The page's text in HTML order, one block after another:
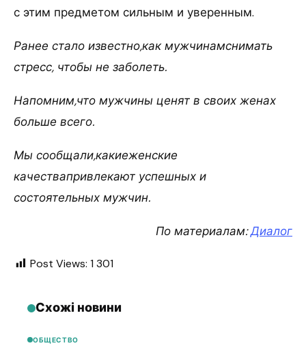
с этим предметом сильным и уверенным.
Ранее стало известно,как мужчинамснимать
стресс, чтобы не заболеть.
Напомним,что мужчины ценят в своих женах
больше всего.
Мы сообщали,какиеженские
качествапривлекают успешных и
состоятельных мужчин.
По материалам:Диалог
Post Views: 1 301
Схожі новини
ОБЩЕСТВО